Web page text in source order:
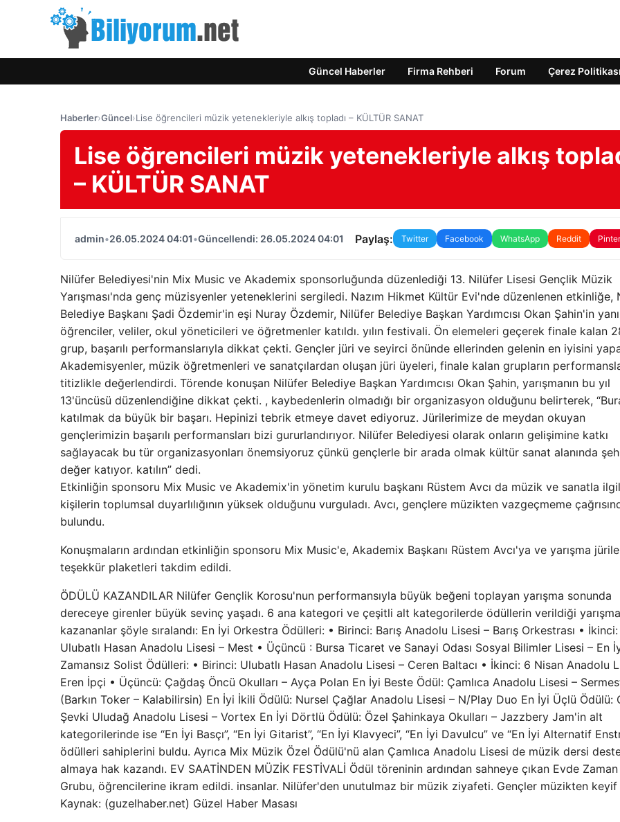
Güncel Haberler Firma Rehberi Forum Çerez Politikası
Haberler›Güncel›Lise öğrencileri müzik yetenekleriyle alkış topladı – KÜLTÜR SANAT
Lise öğrencileri müzik yetenekleriyle alkış
– KÜLTÜR SANAT
admin•26.05.2024 04:01•Güncellendi: 26.05.2024 04:01 Paylaş: Twitter Facebook WhatsApp Reddit
Nilüfer Belediyesi'nin Mix Music ve Akademix sponsorluğunda düzenlediği 13. Nilüfer Lisesi Gençlik Müzik
Yarışması'nda genç müzisyenler yeteneklerini sergiledi. Nazım Hikmet Kültür Evi'nde düzenlenen etkinliğe,
Belediye Başkanı Şadi Özdemir'in eşi Nuray Özdemir, Nilüfer Belediye Başkan Yardımcısı Okan Şahin'in yanı
öğrenciler, veliler, okul yöneticileri ve öğretmenler katıldı. yılın festivali. Ön elemeleri geçerek finale kalan
grup, başarılı performanslarıyla dikkat çekti. Gençler jüri ve seyirci önünde ellerinden gelenin en iyisini
Akademisyenler, müzik öğretmenleri ve sanatçılardan oluşan jüri üyeleri, finale kalan grupların
titizlikle değerlendirdi. Törende konuşan Nilüfer Belediye Başkan Yardımcısı Okan Şahin, yarışmanın bu yıl
13'üncüsü düzenlendiğine dikkat çekti. , kaybedenlerin olmadığı bir organizasyon olduğunu belirterek,
katılmak da büyük bir başarı. Hepinizi tebrik etmeye davet ediyoruz. Jürilerimize de meydan okuyan
gençlerimizin başarılı performansları bizi gururlandırıyor. Nilüfer Belediyesi olarak onların gelişimine katkı
sağlayacak bu tür organizasyonları önemsiyoruz çünkü gençlerle bir arada olmak kültür sanat alanında
değer katıyor. katılın” dedi.
Etkinliğin sponsoru Mix Music ve Akademix'in yönetim kurulu başkanı Rüstem Avcı da müzik ve sanatla
kişilerin toplumsal duyarlılığının yüksek olduğunu vurguladı. Avcı, gençlere müzikten vazgeçmeme
bulundu.
Konuşmaların ardından etkinliğin sponsoru Mix Music'e, Akademix Başkanı Rüstem Avcı'ya ve yarışma
teşekkür plaketleri takdim edildi.
ÖDÜLÜ KAZANDILAR Nilüfer Gençlik Korosu'nun performansıyla büyük beğeni toplayan yarışma sonunda
dereceye girenler büyük sevinç yaşadı. 6 ana kategori ve çeşitli alt kategorilerde ödüllerin verildiği
kazananlar şöyle sıralandı: En İyi Orkestra Ödülleri: • Birinci: Barış Anadolu Lisesi – Barış Orkestrası • İkinci:
Ulubatlı Hasan Anadolu Lisesi – Mest • Üçüncü : Bursa Ticaret ve Sanayi Odası Sosyal Bilimler Lisesi – En
Zamansız Solist Ödülleri: • Birinci: Ulubatlı Hasan Anadolu Lisesi – Ceren Baltacı • İkinci: 6 Nisan Anadolu
Eren İpçi • Üçüncü: Çağdaş Öncü Okulları – Ayça Polan En İyi Beste Ödül: Çamlıca Anadolu Lisesi –
(Barkın Toker – Kalabilirsin) En İyi İkili Ödülü: Nursel Çağlar Anadolu Lisesi – N/Play Duo En İyi Üçlü Ödülü:
Şevki Uludağ Anadolu Lisesi – Vortex En İyi Dörtlü Ödülü: Özel Şahinkaya Okulları – Jazzbery Jam'in alt
kategorilerinde ise “En İyi Basçı”, “En İyi Gitarist”, “En İyi Klavyeci”, “En İyi Davulcu” ve “En İyi Alternatif
ödülleri sahiplerini buldu. Ayrıca Mix Müzik Özel Ödülü'nü alan Çamlıca Anadolu Lisesi de müzik dersi
almaya hak kazandı. EV SAATİNDEN MÜZİK FESTİVALİ Ödül töreninin ardından sahneye çıkan Evde Zaman
Grubu, öğrencilerine ikram edildi. insanlar. Nilüfer'den unutulmaz bir müzik ziyafeti. Gençler müzikten keyif
Kaynak: (guzelhaber.net) Güzel Haber Masası